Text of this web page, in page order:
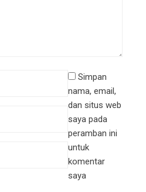
Simpan
nama, email,
dan situs web
saya pada
peramban ini
untuk
komentar
saya